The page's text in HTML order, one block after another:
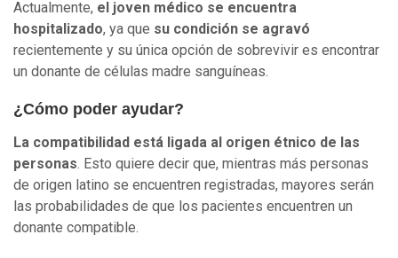
Actualmente, el joven médico se encuentra
hospitalizado, ya que su condición se agravó
recientemente y su única opción de sobrevivir es encontrar
un donante de células madre sanguíneas.
¿Cómo poder ayudar?
La compatibilidad está ligada al origen étnico de las
personas. Esto quiere decir que, mientras más personas
de origen latino se encuentren registradas, mayores serán
las probabilidades de que los pacientes encuentren un
donante compatible.